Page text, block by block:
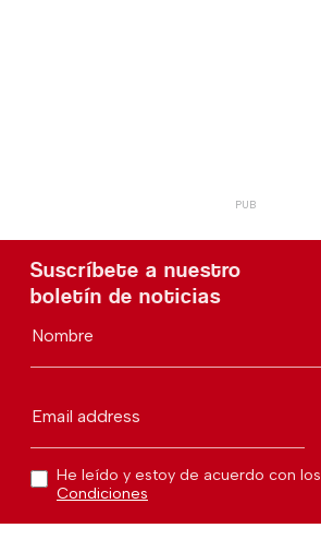
Suscríbete a nuestro
boletín de noticias
Nombre
Email address
He leído y estoy de acuerdo con los
Condiciones